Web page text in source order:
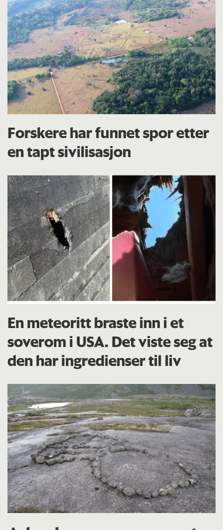
Forskere har funnet spor etter
en tapt sivilisasjon
En meteoritt braste inn i et
soverom i USA. Det viste seg at
den har ingredienser til liv